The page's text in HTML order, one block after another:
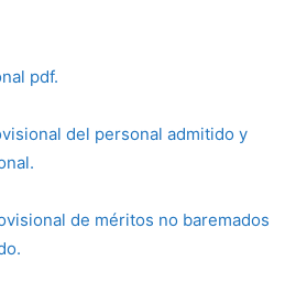
pdf.
del personal admitido y
de méritos no baremados